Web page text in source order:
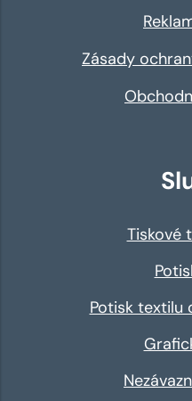
Zásady
Tiskové
Potisk textilu